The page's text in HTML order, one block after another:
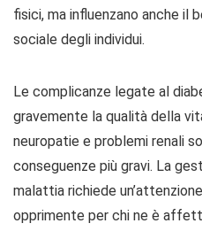
fisici, ma influenzano anche il
sociale degli individui.
Le complicanze legate al
gravemente la qualità della
neuropatie e problemi renali
conseguenze più gravi. La
malattia richiede
opprimente per chi ne è